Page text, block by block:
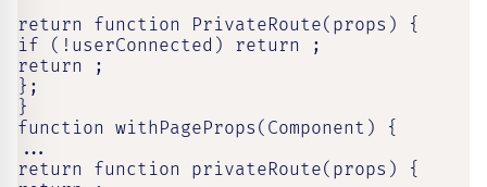
return function PrivateRoute(props) {
if (!userConnected) return ;
return ;
};
}
function withPageProps(Component) {
...
return function privateRoute(props) {